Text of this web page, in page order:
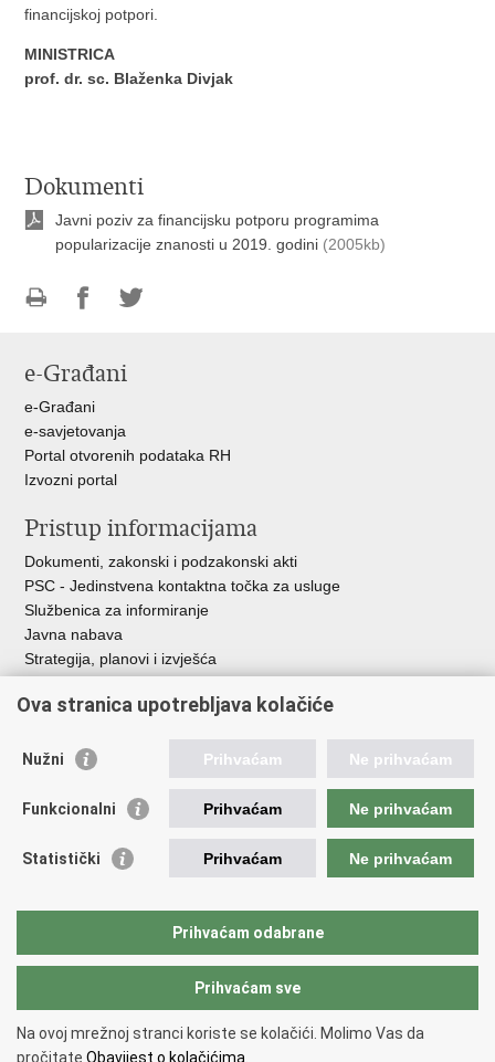
financijskoj potpori.
MINISTRICA
prof. dr. sc. Blaženka Divjak
Dokumenti
Javni poziv za financijsku potporu programima
popularizacije znanosti u 2019. godini (2005kb)
FacebookuTwitteru
e-Građani
e-Građani
e-savjetovanja
Portal otvorenih podataka RH
Izvozni portal
Pristup informacijama
Dokumenti, zakonski i podzakonski akti
PSC - Jedinstvena kontaktna točka za usluge
Službenica za informiranje
Javna nabava
Strategija, planovi i izvješća
Korisne poveznice
Vlada RH
ASOO
CARNET
Copyright © 2026 Ministarstvo znanosti, obrazovanja i mladih.
Ova stranica upotrebljava kolačiće
Nužni Prihvaćam Ne prihvaćam
Funkcionalni Prihvaćam Ne prihvaćam
Statistički Prihvaćam Ne prihvaćam
Prihvaćam odabrane
Prihvaćam sve
Na ovoj mrežnoj stranci koriste se kolačići. Molimo Vas da
pročitate Obavijest o kolačićima.